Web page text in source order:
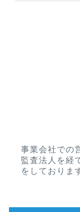
事業会社での
監査法人を経
をしておりま